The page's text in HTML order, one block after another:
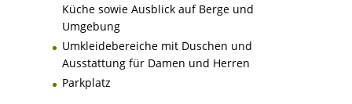
Küche sowie Ausblick auf Berge und
Umgebung
Umkleidebereiche mit Duschen und
Ausstattung für Damen und Herren
Parkplatz